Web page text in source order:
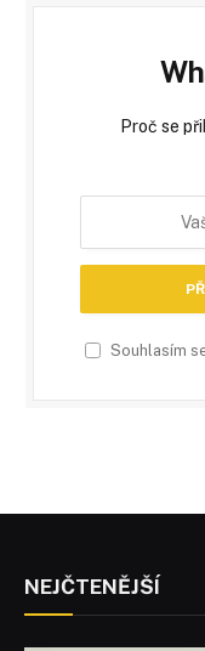
Proč se
Souhlasím
NEJČTENĚJŠÍ